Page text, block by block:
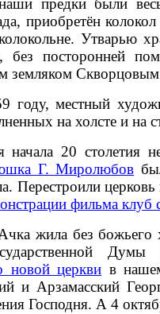
предки были
приобретён
Утварью
без посторонней
земляком
году, местный
на холсте и на
начала 20 столетия
Г. Миролюбов
Перестроили церковь
фильма клуб
жила без божьего
новой церкви в
и Арзамасский
Господня. А 4